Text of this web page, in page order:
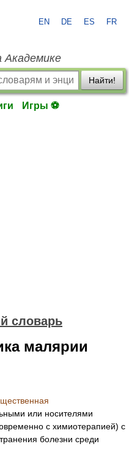
EN DE ES FR
Академике
Найти!
Игры ⚽
словарь
малярии
или носителями
с химиотерапией) с
болезни среди